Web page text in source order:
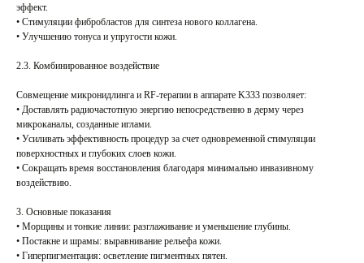
эффект.
• Стимуляции фибробластов для синтеза нового коллагена.
• Улучшению тонуса и упругости кожи.
2.3. Комбинированное воздействие
Совмещение микронидлинга и RF-терапии в аппарате K333 позволяет:
• Доставлять радиочастотную энергию непосредственно в дерму через
микроканалы, созданные иглами.
• Усиливать эффективность процедур за счет одновременной стимуляции
поверхностных и глубоких слоев кожи.
• Сокращать время восстановления благодаря минимально инвазивному
воздействию.
3. Основные показания
• Морщины и тонкие линии: разглаживание и уменьшение глубины.
• Постакне и шрамы: выравнивание рельефа кожи.
• Гиперпигментация: осветление пигментных пятен.